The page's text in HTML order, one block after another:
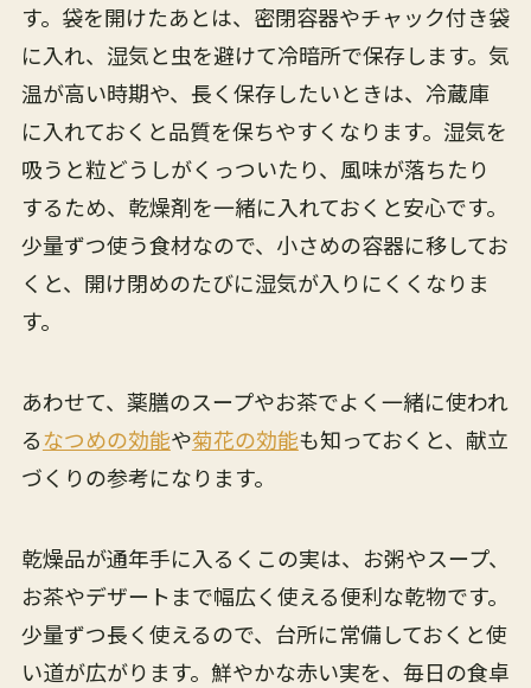
す。袋を開けたあとは、密閉容器やチャック付き袋
に入れ、湿気と虫を避けて冷暗所で保存します。気
温が高い時期や、長く保存したいときは、冷蔵庫
に入れておくと品質を保ちやすくなります。湿気を
吸うと粒どうしがくっついたり、風味が落ちたり
するため、乾燥剤を一緒に入れておくと安心です。
少量ずつ使う食材なので、小さめの容器に移してお
くと、開け閉めのたびに湿気が入りにくくなりま
す。
あわせて、薬膳のスープやお茶でよく一緒に使われ
るなつめの効能や菊花の効能も知っておくと、献立
づくりの参考になります。
乾燥品が通年手に入るくこの実は、お粥やスープ、
お茶やデザートまで幅広く使える便利な乾物です。
少量ずつ長く使えるので、台所に常備しておくと使
い道が広がります。鮮やかな赤い実を、毎日の食卓